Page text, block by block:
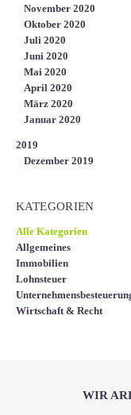
November 2020
Oktober 2020
Juli 2020
Juni 2020
Mai 2020
April 2020
März 2020
Januar 2020
2019
Dezember 2019
KATEGORIEN
Alle Kategorien
Allgemeines
Immobilien
Lohnsteuer
Wirtschaft & Recht
WIR